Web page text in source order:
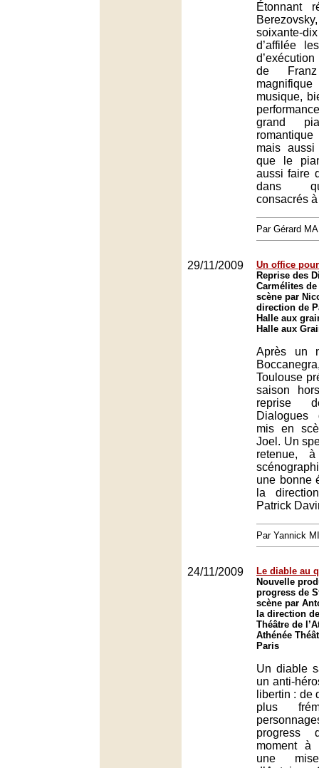
Étonnant
d’affilée
de
musique,
grand
mais
que le
aussi faire
dans
consacrés
Par Gérard
29/11/2009
Un office
Reprise des
Carmélites
scène par
direction de
Halle aux
Halle aux
Après un
Toulouse
saison
reprise
Dialogues
mis en
Joel. Un
retenue,
une bonne
la
Patrick
Par Yannick
24/11/2009
Le diable au
Nouvelle
progress de
scène par
la direction
Théâtre de
Athénée
Paris
Un diable
un anti-
libertin : de
plus
progress
moment à
une